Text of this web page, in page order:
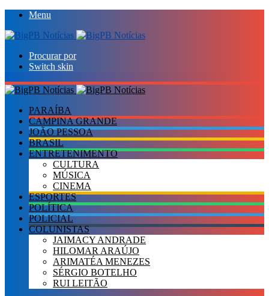
Menu
Procurar por
Switch skin
PARAÍBA
CAMPINA GRANDE
JOÃO PESSOA
BRASIL
ENTRETENIMENTO
CULTURA
MÚSICA
CINEMA
ESPORTES
POLÍTICA
POLICIAL
COLUNISTAS
JAIMACY ANDRADE
HILOMAR ARAÚJO
ARIMATÉA MENEZES
SÉRGIO BOTELHO
RUI LEITÃO